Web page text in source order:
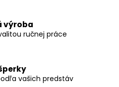
výroba
ručnej práce
vašich predstáv